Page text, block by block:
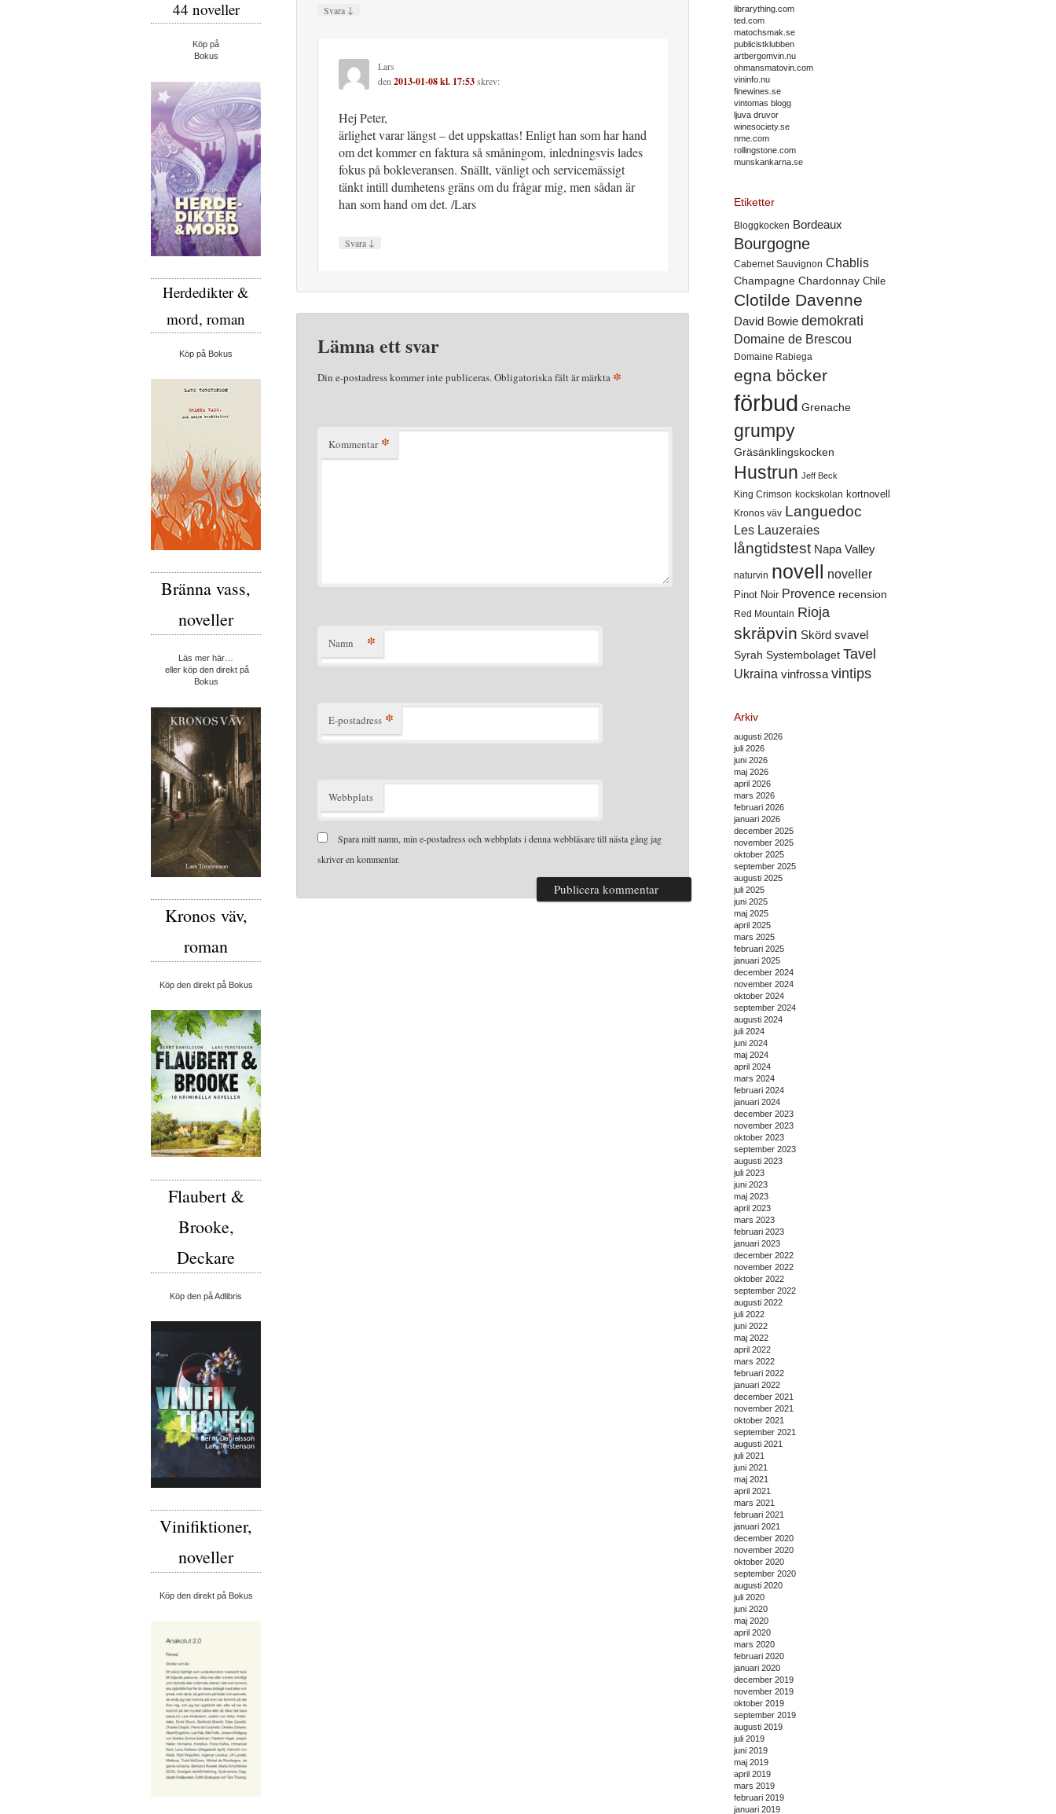
Svara ↓
Lars
den 2013-01-08 kl. 17:53skrev:
Hej Peter,
ärlighet varar längst – det uppskattas! Enligt han som har hand
om det kommer en faktura så småningom, inledningsvis lades
fokus på bokleveransen. Snällt, vänligt och servicemässigt
tänkt intill dumhetens gräns om du frågar mig, men sådan är
han som hand om det. /Lars
Svara ↓
Lämna ett svar
Din e-postadress kommer inte publiceras.Obligatoriska fält är märkta *
Kommentar *
Namn *
E-postadress *
Webbplats
Spara mitt namn, min e-postadress och webbplats i denna webbläsare till nästa gång jag
skriver en kommentar.
librarything.com
ted.com
matochsmak.se
publicistklubben
artbergomvin.nu
ohmansmatovin.com
vininfo.nu
finewines.se
vintomas blogg
ljuva druvor
winesociety.se
nme.com
rollingstone.com
munskankarna.se
Etiketter
Bloggkocken Bordeaux
Bourgogne
Cabernet Sauvignon Chablis
Champagne Chardonnay Chile
Clotilde Davenne
David Bowie demokrati
Domaine de Brescou
Domaine Rabiega
egna böcker
förbud Grenache
grumpy
Gräsänklingskocken
Hustrun Jeff Beck
King Crimson kockskolan kortnovell
Kronos väv Languedoc
Les Lauzeraies
långtidstest Napa Valley
naturvin novell noveller
Pinot Noir Provence recension
Red Mountain Rioja
skräpvin Skörd svavel
Syrah Systembolaget Tavel
Ukraina vinfrossa vintips
Arkiv
augusti 2026
juli 2026
juni 2026
maj 2026
april 2026
mars 2026
februari 2026
januari 2026
december 2025
november 2025
oktober 2025
september 2025
augusti 2025
juli 2025
juni 2025
maj 2025
april 2025
mars 2025
februari 2025
januari 2025
december 2024
november 2024
oktober 2024
september 2024
augusti 2024
juli 2024
juni 2024
maj 2024
april 2024
mars 2024
februari 2024
januari 2024
december 2023
november 2023
oktober 2023
september 2023
augusti 2023
juli 2023
juni 2023
maj 2023
april 2023
mars 2023
februari 2023
januari 2023
december 2022
november 2022
oktober 2022
september 2022
augusti 2022
juli 2022
juni 2022
maj 2022
april 2022
mars 2022
februari 2022
januari 2022
december 2021
november 2021
oktober 2021
september 2021
augusti 2021
juli 2021
juni 2021
maj 2021
april 2021
mars 2021
februari 2021
januari 2021
december 2020
november 2020
oktober 2020
september 2020
augusti 2020
juli 2020
juni 2020
maj 2020
april 2020
mars 2020
februari 2020
januari 2020
december 2019
november 2019
oktober 2019
september 2019
augusti 2019
juli 2019
juni 2019
maj 2019
april 2019
mars 2019
februari 2019
januari 2019
44 noveller
Köp på
Bokus
Herdedikter &
mord, roman
Köp på Bokus
Bränna vass,
noveller
Läs mer här…
eller köp den direkt på
Bokus
Kronos väv,
roman
Köp den direkt på Bokus
Flaubert &
Brooke,
Deckare
Köp den på Adlibris
Vinifiktioner,
noveller
Köp den direkt på Bokus